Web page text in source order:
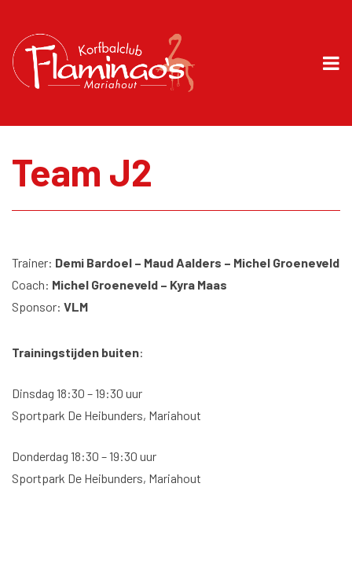
Team J2
Trainer: Demi Bardoel – Maud Aalders – Michel Groeneveld
Coach: Michel Groeneveld – Kyra Maas
Sponsor: VLM
Trainingstijden buiten:
Dinsdag 18:30 – 19:30 uur
Sportpark De Heibunders, Mariahout
Donderdag 18:30 – 19:30 uur
Sportpark De Heibunders, Mariahout